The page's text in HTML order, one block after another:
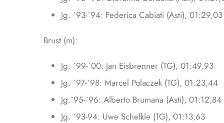
Jg. `93-`94: Federica Cabiati (Asti), 01:29,03
Brust (m):
Jg. `99-`00: Jan Eisbrenner (TG), 01:49,93
Jg. `97-`98: Marcel Polaczek (TG), 01:23,44
Jg.`95-`96: Alberto Brumana (Asti), 01:12,84
Jg. `93-94: Uwe Schelkle (TG), 01:13,63